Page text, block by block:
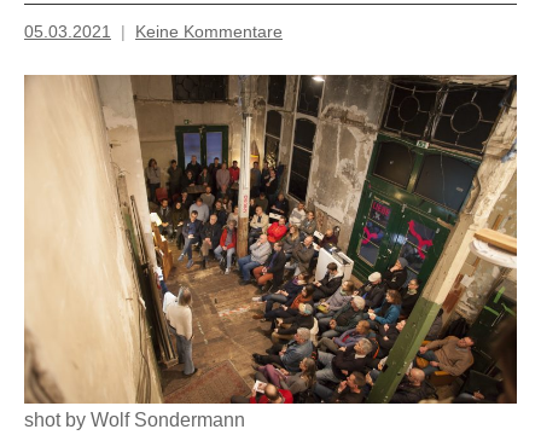
05.03.2021
Inge
Grau
Keine Kommentare
shot by Wolf Sondermann